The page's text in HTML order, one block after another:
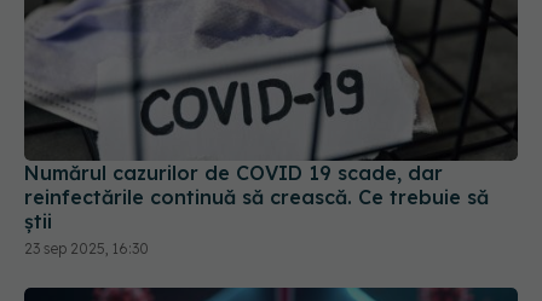
Numărul cazurilor de COVID 19 scade, dar
reinfectările continuă să crească. Ce trebuie să
știi
23 sep 2025, 16:30